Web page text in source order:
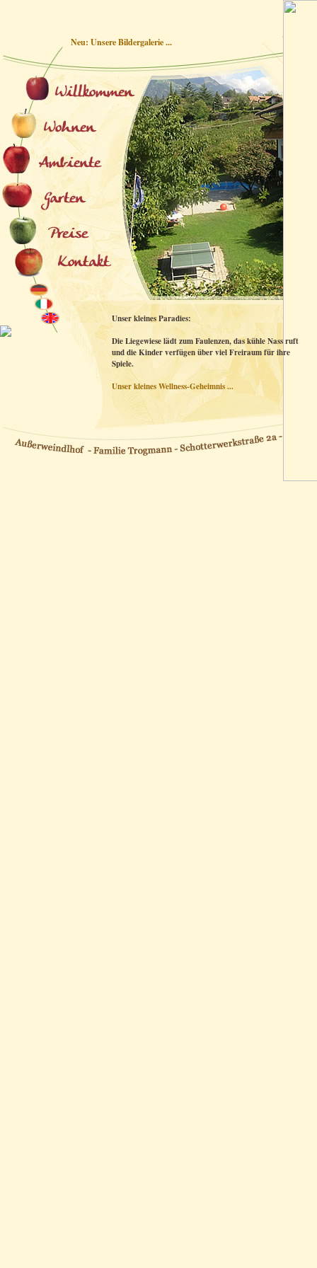
Unser kleines Paradies:
Die Liegewiese lädt zum Faulenzen, das kühle Nass ruft
und die Kinder verfügen über viel Freiraum für ihre
Spiele.
Unser kleines Wellness-Geheimnis ...
Neu: Unsere Bildergalerie ...